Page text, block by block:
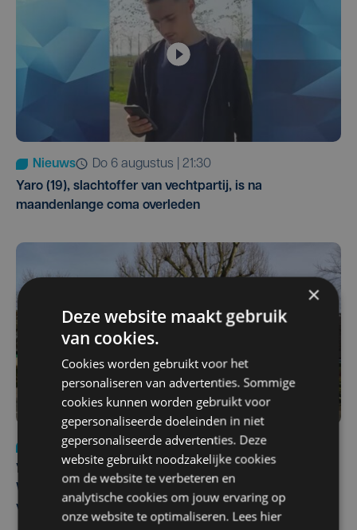
Nieuws
do 6 augustus | 21:30
Yaro (19), slachtoffer van vechtpartij, is na
maandenlange coma overleden
Nieuws
wo 5 augustus | 11:57
Vier Oostendse gynaecologen versterken dienst in AZ
West, dat ook een nieuwe voltijdse gynaecoloog
verwelkomt
×
Deze website maakt gebruik
van cookies.
Cookies worden gebruikt voor het
personaliseren van advertenties. Sommige
cookies kunnen worden gebruikt voor
gepersonaliseerde doeleinden in niet
gepersonaliseerde advertenties. Deze
website gebruikt noodzakelijke cookies
om de website te verbeteren en
analytische cookies om jouw ervaring op
onze website te optimaliseren. Lees hier